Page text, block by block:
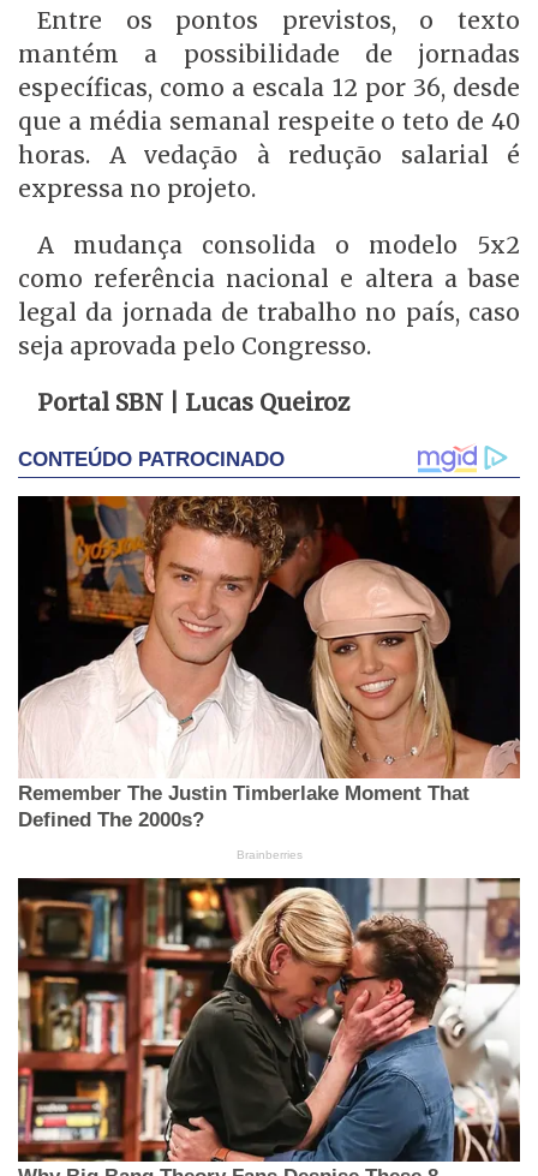
Entre os pontos previstos, o texto
mantém a possibilidade de jornadas
específicas, como a escala 12 por 36, desde
que a média semanal respeite o teto de 40
horas. A vedação à redução salarial é
expressa no projeto.
A mudança consolida o modelo 5x2
como referência nacional e altera a base
legal da jornada de trabalho no país, caso
seja aprovada pelo Congresso.
Portal SBN | Lucas Queiroz